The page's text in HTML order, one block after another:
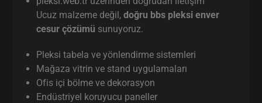
Ucuz malzeme değil,doğru bbs pleksi enver
cesur çözümü sunuyoruz.
Pleksi tabela ve yönlendirme sistemleri
Mağaza vitrin ve stand uygulamaları
Ofis içi bölme ve dekorasyon
Endüstriyel koruyucu paneller